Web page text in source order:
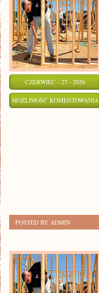
CZERWIEC - 27 - 2026
MOŻLIWOŚĆ KOMENTOWANIA
POSTED BY ADMIN